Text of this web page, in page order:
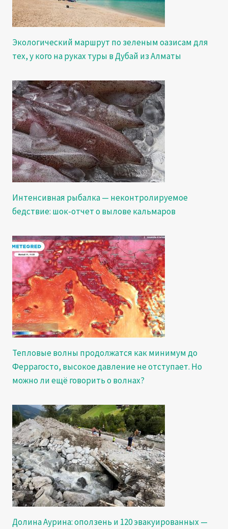
Экологический маршрут по зеленым оазисам для
тех, у кого на руках туры в Дубай из Алматы
Интенсивная рыбалка — неконтролируемое
бедствие: шок-отчет о вылове кальмаров
Тепловые волны продолжатся как минимум до
Феррагосто, высокое давление не отступает. Но
можно ли ещё говорить о волнах?
Долина Аурина: оползень и 120 эвакуированных —